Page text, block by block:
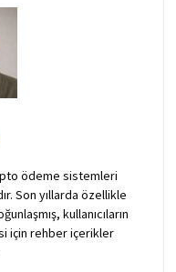
ödeme sistemleri
Son yıllarda özellikle
kullanıcıların
için rehber içerikler